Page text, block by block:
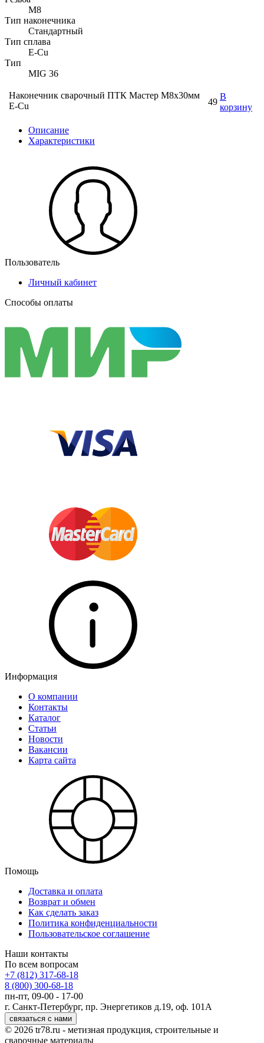
М8
Тип наконечника
Стандартный
Тип сплава
E-Cu
Тип
MIG 36
Наконечник сварочный ПТК Мастер М8х30мм
E-Cu
49
В
корзину
Описание
Характеристики
Пользователь
Личный кабинет
Способы оплаты
Информация
О компании
Контакты
Каталог
Статьи
Новости
Вакансии
Карта сайта
Помощь
Доставка и оплата
Возврат и обмен
Как сделать заказ
Политика конфиденциальности
Пользовательское соглашение
Наши контакты
По всем вопросам
+7 (812) 317-68-18
8 (800) 300-68-18
пн-пт, 09-00 - 17-00
г. Санкт-Петербург, пр. Энергетиков д.19, оф. 101А
связаться с нами
© 2026 tr78.ru - метизная продукция, строительные и
сварочные материалы